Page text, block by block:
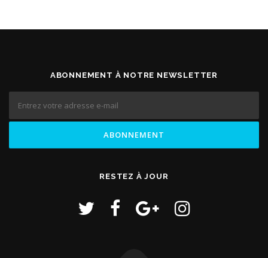
ABONNEMENT À NOTRE NEWSLETTER
RESTEZ À JOUR